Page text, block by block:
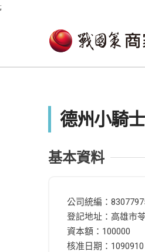
;
德州小騎
基本資料
公司統編：
登記地址：高雄市
資本額：100000
核准日期：1090910